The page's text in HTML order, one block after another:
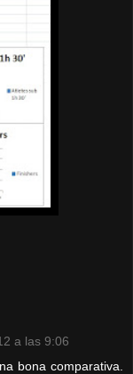
a las 9:06
bona comparativa.